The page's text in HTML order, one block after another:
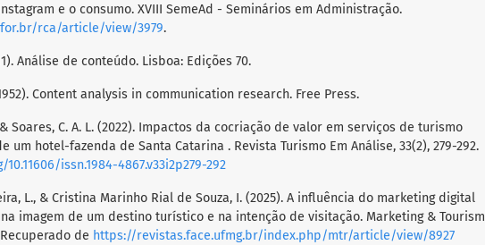
e o consumo. XVIII SemeAd - Seminários em Administração.
rca/article/view/3979.
Análise de conteúdo. Lisboa: Edições 70.
Content analysis in communication research. Free Press.
Soares, C. A. L. (2022). Impactos da cocriação de valor em serviços de turismo
um hotel-fazenda de Santa Catarina . Revista Turismo Em Análise, 33(2), 279-292.
issn.1984-4867.v33i2p279-292
L., & Cristina Marinho Rial de Souza, I. (2025). A influência do marketing digital
imagem de um destino turístico e na intenção de visitação. Marketing & Tourism
de https://revistas.face.ufmg.br/index.php/mtr/article/view/8927